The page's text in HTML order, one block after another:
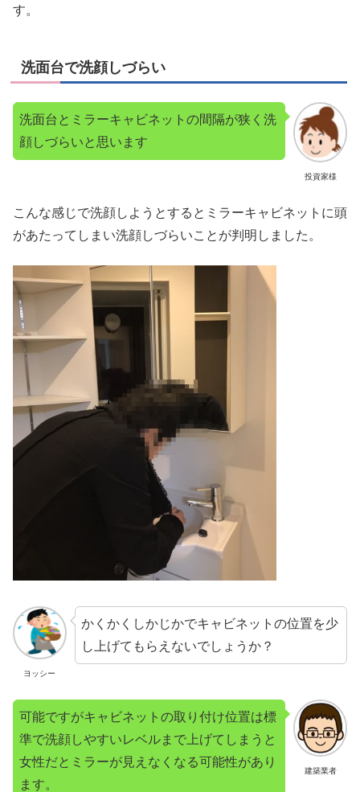
す。
洗面台で洗顔しづらい
投資家様
洗面台とミラーキャビネットの間隔が狭く洗
顔しづらいと思います
こんな感じで洗顔しようとするとミラーキャビネットに頭
があたってしまい洗顔しづらいことが判明しました。
ヨッシー
かくかくしかじかでキャビネットの位置を少
し上げてもらえないでしょうか？
建築業者
可能ですがキャビネットの取り付け位置は標
準で洗顔しやすいレベルまで上げてしまうと
女性だとミラーが見えなくなる可能性があり
ます。